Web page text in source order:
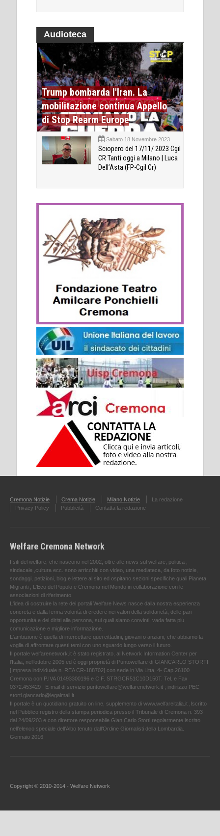
Audioteca
Trump bombarda l'Iran. La
mobilitazione continua Appello
di Stop Rearm Europe
Sabato 18 Novembre 2023
Sciopero del 17/11/ 2023 Cgil
CR Tanti oggi a Milano | Luca
Dell’Asta (FP-Cgil Cr)
Cremona Notizie Crema Notizie Milano Notizie
La redazione
Privacy Policy
Pubblicità Contatta la redazione
Welfare Cremona Network
I siti del welfare, che nascono nel 2002, oltre alle news sul welfare, politica ,
sindacale ,cultura ecc. sono arricchiti con video, una mediateca, da foto notizie,
sondaggi, petizioni, blog e lettere al sito ed ospitano sezioni specifiche quali Pianeta
Migranti , L'Eco del Popolo e Cremona nel Mondo in collaborazione con le
associazioni di riferimento.
L'idea di costruire la rete dei portali Welfare News nasce dalla nostra esperienza
concreta e dalla ferma volontà di credere nei valori della solidarietà, delle pari
opportunità e dei diritti alla persona, sui quali siamo convinti, vada fatta più
comunicazione e migliore informazione.
L'ambizione è quella di intercettare quei cittadini, giovani o anziani, che abbiamo la
voglia di affrontare questi temi con uno sguardo lungo verso il futuro.
Il portale welfarenetwork.it è stato registrato, al Network Information Center per
l'Italia, nell’ottobre 2005 ed è oggi proprietà di Puntowelfare di GIANCARLO STORTI
[Impresa individuale n. REA CR-188702] con sede in Via Litta, 4- Cap 26100
Cremona con P.IVA 01493300196 e C.F. STRGCR51C10D150T. Tel. e Fax
0372.453429 . E-mail di servizio puntowelfare@welfarenetwork.it ; indirizzo PEC
storti.giancarlo@legalmail.it
Il portale è un quotidiano gratuito on line, supplemento di www.welfareitalia.it ,Iscritto
nel Pubblico registro della stampa periodica presso il Tribunale di Cremona n. 393
dal 24/09/203 e con direttore responsabile Gian Carlo Storti regolarmente iscritto
nell’elenco speciale dell’Albo tenuto dall’Ordine Giornalisti della Lombardia.
Gennaio 2016
Copyright © 2010-2014 - Welfare Network